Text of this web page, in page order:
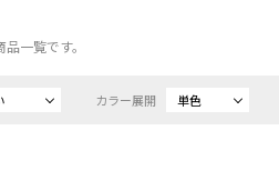
一覧です。
カラー展開 単色